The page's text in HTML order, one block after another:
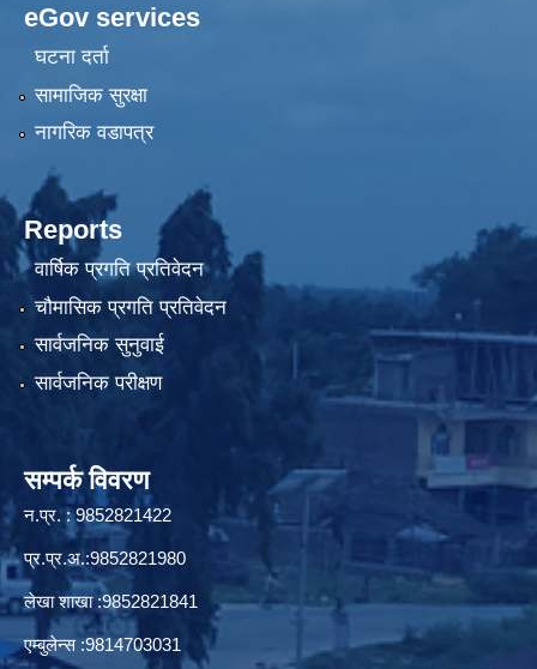
eGov services
घटना दर्ता
सामाजिक सुरक्षा
नागरिक वडापत्र
Reports
वार्षिक प्रगति प्रतिवेदन
चौमासिक प्रगति प्रतिवेदन
सार्वजनिक सुनुवाई
सार्वजनिक परीक्षण
सम्पर्क विवरण
न.प्र. : 9852821422
प्र.प्र.अ.:9852821980
लेखा शाखा :9852821841
एम्बुलेन्स :9814703031